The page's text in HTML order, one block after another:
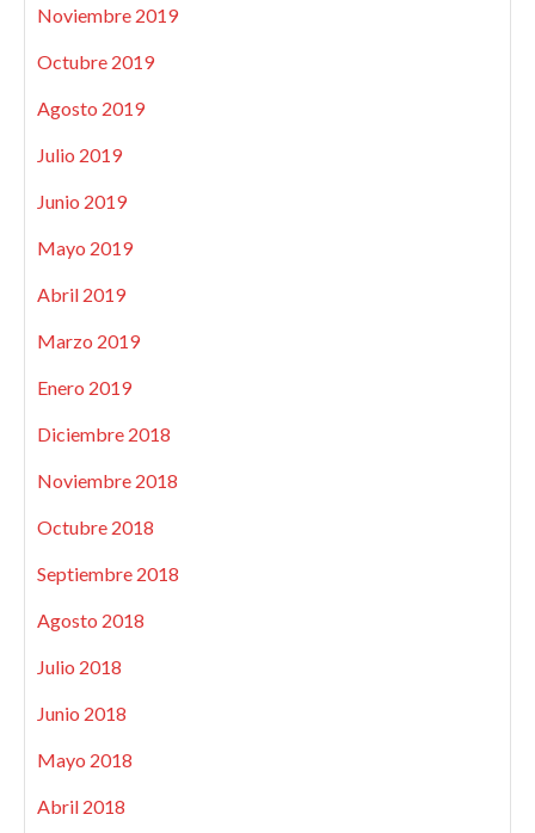
Noviembre 2019
Octubre 2019
Agosto 2019
Julio 2019
Junio 2019
Mayo 2019
Abril 2019
Marzo 2019
Enero 2019
Diciembre 2018
Noviembre 2018
Octubre 2018
Septiembre 2018
Agosto 2018
Julio 2018
Junio 2018
Mayo 2018
Abril 2018